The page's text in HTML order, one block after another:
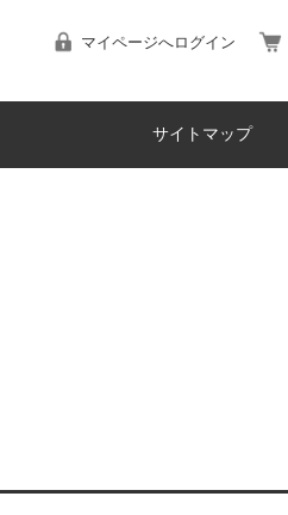
マイページへログイン
サイトマップ